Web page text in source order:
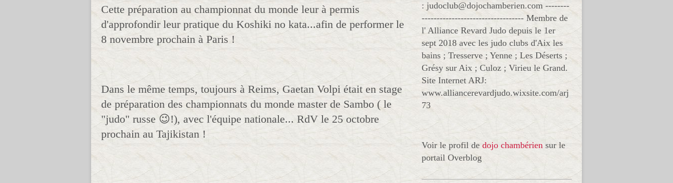
Cette préparation au championnat du monde leur à permis
d'approfondir leur pratique du Koshiki no kata...afin de performer le
8 novembre prochain à Paris !
Dans le même temps, toujours à Reims, Gaetan Volpi était en stage
de préparation des championnats du monde master de Sambo ( le
"judo" russe 😉!), avec l'équipe nationale... RdV le 25 octobre
prochain au Tajikistan !
: judoclub@dojochamberien.com --------
---------------------------------- Membre de
l' Alliance Revard Judo depuis le 1er
sept 2018 avec les judo clubs d'Aix les
bains ; Tresserve ; Yenne ; Les Déserts ;
Grésy sur Aix ; Culoz ; Virieu le Grand.
Site Internet ARJ:
www.alliancerevardjudo.wixsite.com/arj
73
Voir le profil de dojo chambérien sur le
portail Overblog